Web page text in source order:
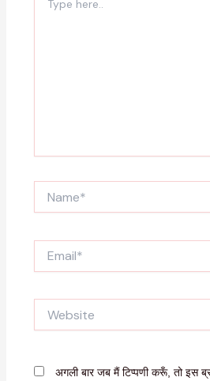
here..
अगली बार जब मैं टिप्पणी करूँ, तो इस